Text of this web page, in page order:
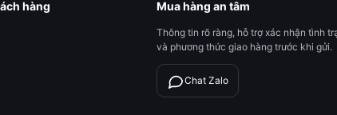
hàng Mua hàng an tâm
Thông tin rõ ràng, hỗ trợ xác nhận tình
và phương thức giao hàng trước khi gửi.
Chat Zalo